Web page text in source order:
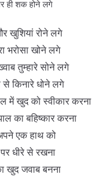
ही शक होने लगे
खुशियां रोने लगे
भरोसा खोने लगे
तुम्हारे सोने लगे
किनारे धोने लगे
में खुद को स्वीकार करना
का बहिष्कार करना
एक हाथ को
धीरे से रखना
खुद जवाब बनना